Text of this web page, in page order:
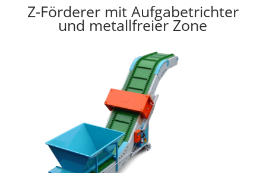
Z-Förderer mit Aufgabetrichter
und metallfreier Zone